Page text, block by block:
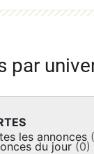
par
les annonces
du jour (0)